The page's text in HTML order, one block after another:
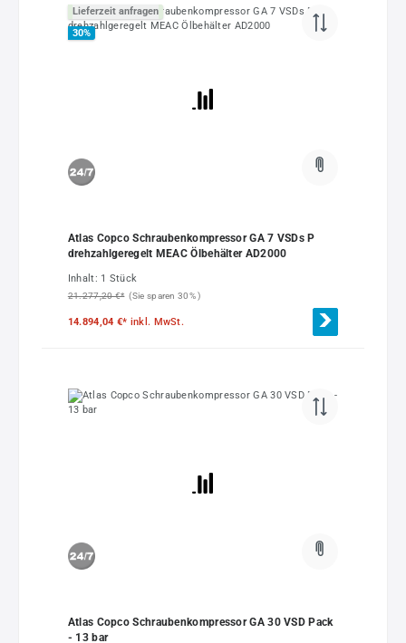
Lieferzeit anfragen
30%
Atlas Copco Schraubenkompressor GA 7 VSDs P
drehzahlgeregelt MEAC Ölbehälter AD2000
Inhalt: 1 Stück
21.277,20 €* (Sie sparen 30% )
14.894,04 €* inkl. MwSt.
Atlas Copco Schraubenkompressor GA 30 VSD Pack
- 13 bar